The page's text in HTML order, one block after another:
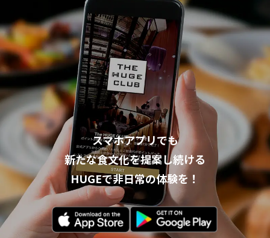
スマホアプリでも
新たな食文化を提案し続ける
HUGEで非日常の体験を！